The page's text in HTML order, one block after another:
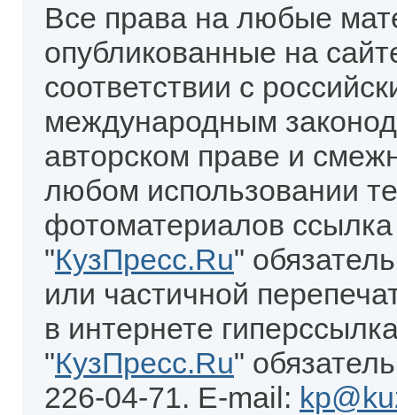
Все права на любые
опубликованные на
соответствии с
международным
авторском праве и
любом использовании
фотоматериалов
"КузПресс.Ru"
или частичной
в интернете
"КузПресс.Ru"
226-04-71. E-mail: